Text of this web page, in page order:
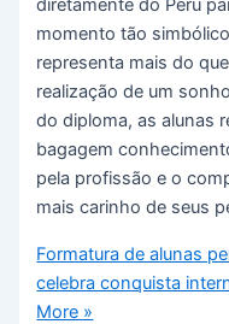
diretamente do Peru
momento tão
representa mais do
realização de um
do diploma, as alunas
bagagem
pela profissão e o
mais carinho de seus
Formatura de alunas
celebra conquista
More »